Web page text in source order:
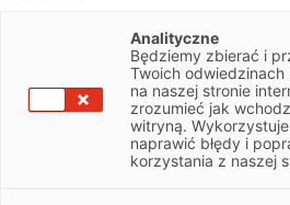
5542863065
Obsługiwane pojazdy:
Analityczne
Będziemy zbierać i
Twoich
na naszej stronie
zrozumieć jak
witryną.
naprawić błędy i
korzystania z naszej